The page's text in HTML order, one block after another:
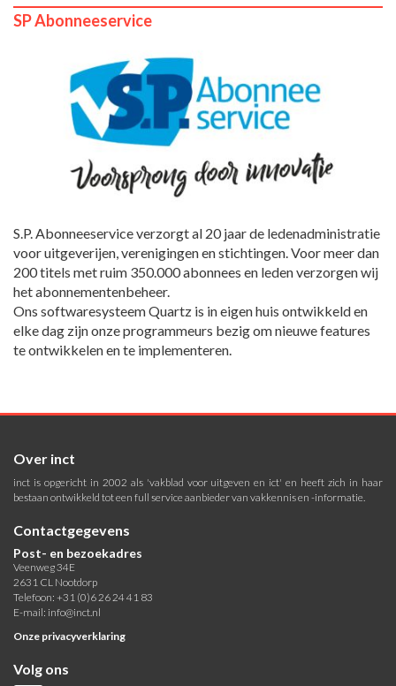
SP Abonneeservice
S.P. Abonneeservice verzorgt al 20 jaar de ledenadministratie
voor uitgeverijen, verenigingen en stichtingen. Voor meer dan
200 titels met ruim 350.000 abonnees en leden verzorgen wij
het abonnementenbeheer.
Ons softwaresysteem Quartz is in eigen huis ontwikkeld en
elke dag zijn onze programmeurs bezig om nieuwe features
te ontwikkelen en te implementeren.
Over inct
inct is opgericht in 2002 als 'vakblad voor uitgeven en ict' en heeft zich in haar
bestaan ontwikkeld tot een full service aanbieder van vakkennis en -informatie.
Contactgegevens
Post- en bezoekadres
Veenweg 34E
2631 CL Nootdorp
Telefoon: +31 (0)6 26 24 41 83
E-mail: info@inct.nl
Onze privacyverklaring
Volg ons